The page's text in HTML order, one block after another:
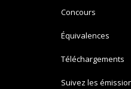
Concours
Équivalences
Téléchargements
Suivez les